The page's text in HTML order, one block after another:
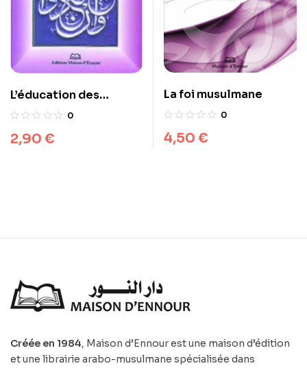
L’éducation des
enfants
0
2,90 €
La foi musulmane
0
4,50 €
Créée en 1984, Maison d’Ennour est une maison d’édition
et une librairie arabo-musulmane spécialisée dans